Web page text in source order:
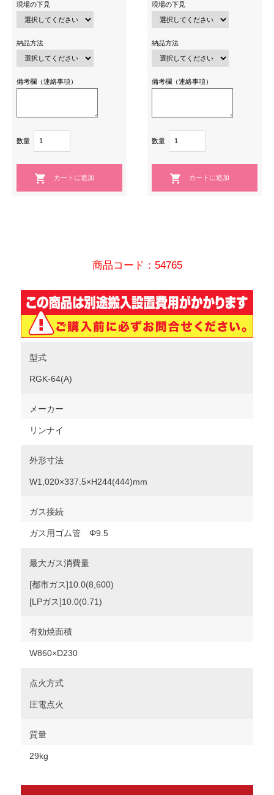
現場の下見
納品方法
備考欄（連絡事項）
数量
現場の下見
納品方法
備考欄（連絡事項）
数量
商品コード：54765
型式
RGK-64(A)
メーカー
リンナイ
外形寸法
W1,020×337.5×H244(444)mm
ガス接続
ガス用ゴム管 Φ9.5
最大ガス消費量
[都市ガス]10.0(8,600)
[LPガス]10.0(0.71)
有効焼面積
W860×D230
点火方式
圧電点火
質量
29kg